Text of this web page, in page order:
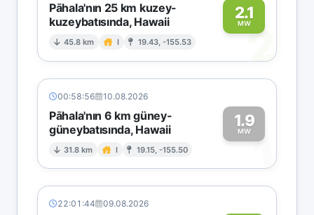
Pāhala'nın 25 km kuzey-
kuzeybatısında, Hawaii
45.8 km I 19.43, -155.53
2.1
MW
2
00:58:56 10.08.2026
Pāhala'nın 6 km güney-
güneybatısında, Hawaii
31.8 km I 19.15, -155.50
1.9
MW1
22:01:44 09.08.2026